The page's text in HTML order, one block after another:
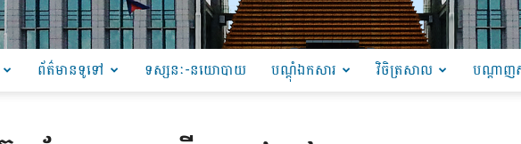
ព័ត៌មានទូទៅ ទស្សនៈ-នយោបាយ បណ្ដុំឯកសារ វិចិត្រសាល បណ្តាញ